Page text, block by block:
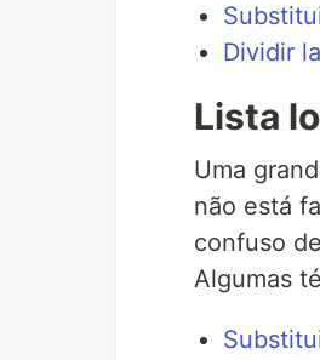
Dividir
Lista
Uma
não está
confuso
Algumas